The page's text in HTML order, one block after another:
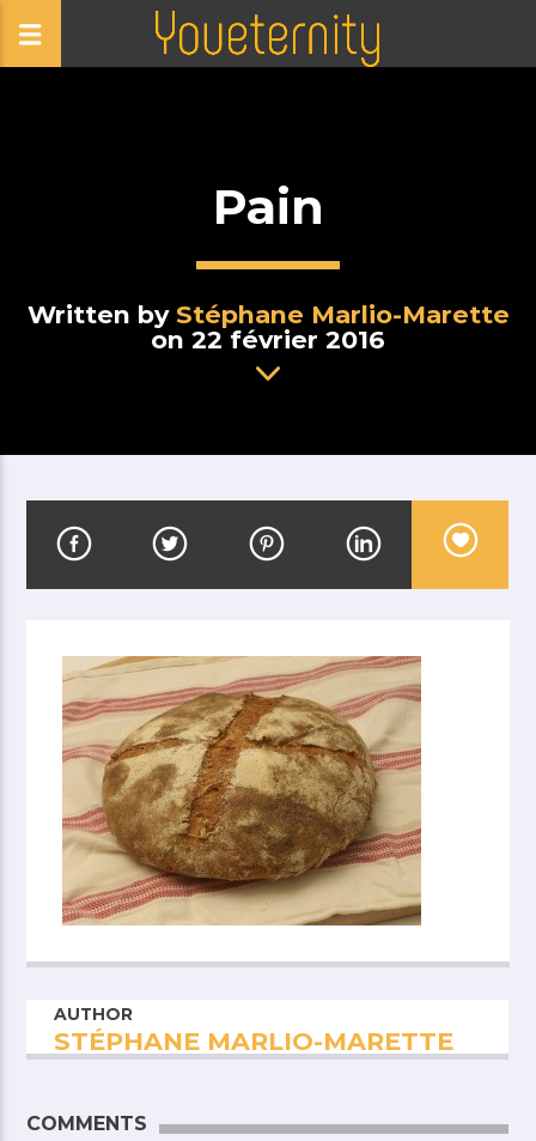
Pain
Written by Stéphane Marlio-Marette
on 22 février 2016
AUTHOR
STÉPHANE MARLIO-MARETTE
COMMENTS